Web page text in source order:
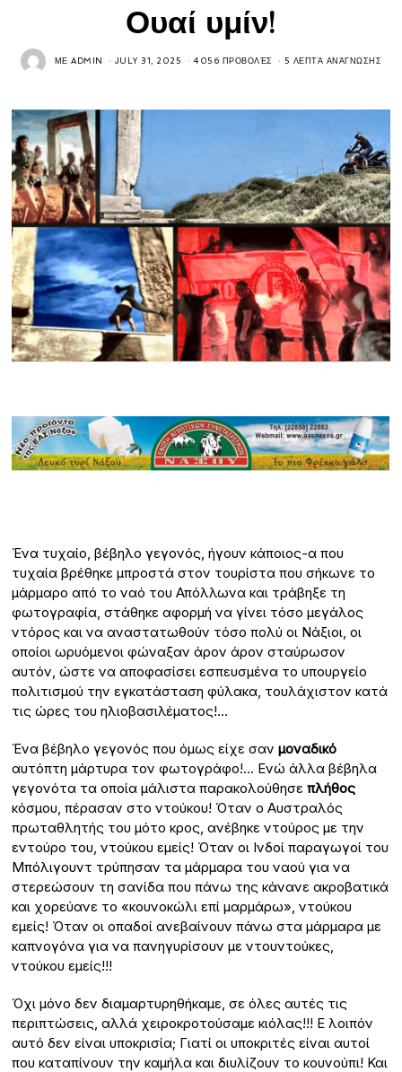
Ουαί υμίν!
ΜΕADMIN JULY 31, 2025 4056 ΠΡΟΒΟΛΈΣ 5 ΛΕΠΤΆ ΑΝΆΓΝΩΣΗΣ
Ένα τυχαίο, βέβηλο γεγονός, ήγουν κάποιος-α που
τυχαία βρέθηκε μπροστά στον τουρίστα που σήκωνε το
μάρμαρο από το ναό του Απόλλωνα και τράβηξε τη
φωτογραφία, στάθηκε αφορμή να γίνει τόσο μεγάλος
ντόρος και να αναστατωθούν τόσο πολύ οι Νάξιοι, οι
οποίοι ωρυόμενοι φώναξαν άρον άρον σταύρωσον
αυτόν, ώστε να αποφασίσει εσπευσμένα το υπουργείο
πολιτισμού την εγκατάσταση φύλακα, τουλάχιστον κατά
τις ώρες του ηλιοβασιλέματος!…
Ένα βέβηλο γεγονός που όμως είχε σανμοναδικό
αυτόπτη μάρτυρα τον φωτογράφο!… Ενώ άλλα βέβηλα
γεγονότα τα οποία μάλιστα παρακολούθησεπλήθος
κόσμου, πέρασαν στο ντούκου! Όταν ο Αυστραλός
πρωταθλητής του μότο κρος, ανέβηκε ντούρος με την
εντούρο του, ντούκου εμείς! Όταν οι Ινδοί παραγωγοί του
Μπόλιγουντ τρύπησαν τα μάρμαρα του ναού για να
στερεώσουν τη σανίδα που πάνω της κάνανε ακροβατικά
και χορεύανε το «κουνοκώλι επί μαρμάρω», ντούκου
εμείς! Όταν οι οπαδοί ανεβαίνουν πάνω στα μάρμαρα με
καπνογόνα για να πανηγυρίσουν με ντουντούκες,
ντούκου εμείς!!!
Όχι μόνο δεν διαμαρτυρηθήκαμε, σε όλες αυτές τις
περιπτώσεις, αλλά χειροκροτούσαμε κιόλας!!! Ε λοιπόν
αυτό δεν είναι υποκρισία; Γιατί οι υποκριτές είναι αυτοί
που καταπίνουν την καμήλα και διυλίζουν το κουνούπι! Και